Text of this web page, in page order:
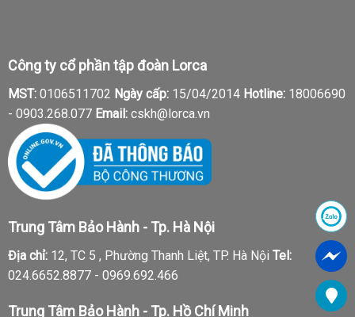
Công ty cổ phần tập đoàn Lorca
MST:0106511702 Ngày cấp:15/04/2014 Hotline:18006690
- 0903.268.077 Email:cskh@lorca.vn
Trung Tâm Bảo Hành - Tp. Hà Nội
Địa chỉ:12, TC 5 , Phường Thanh Liệt, TP. Hà Nội Tel:
024.6652.8877 - 0969.692.466
Trung Tâm Bảo Hành - Tp. Hồ Chí Minh